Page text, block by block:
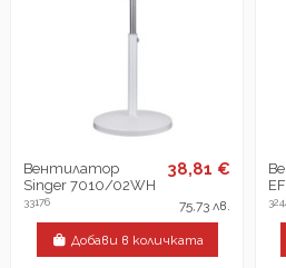
Вентилатор
Singer 7010/02WH
33176
38,81 €
75,73 лв.
Добави в количката